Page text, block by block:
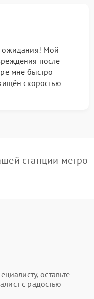
ожидания! Мой
после
мне быстро
скоростью
станции метро
оставьте
с радостью